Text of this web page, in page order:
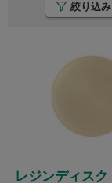
絞り込み
レジンディスク